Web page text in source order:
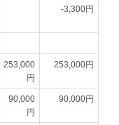
-3,300円
253,000
円
253,000円
90,000
円
90,000円